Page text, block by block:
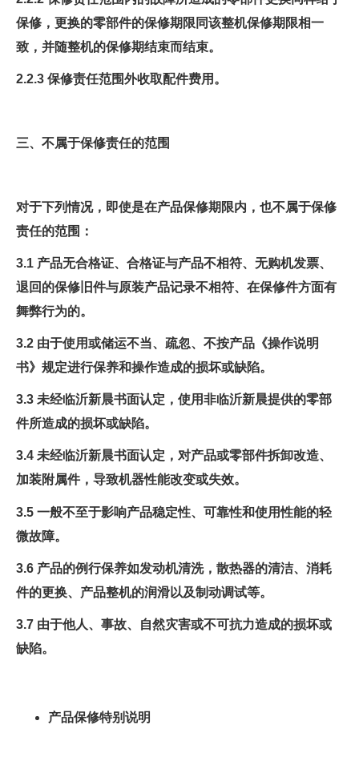
保修，更换的零部件的保修期限同该整机保修期限相一
致，并随整机的保修期结束而结束。
2.2.3 保修责任范围外收取配件费用。
三、不属于保修责任的范围
对于下列情况，即使是在产品保修期限内，也不属于保修
责任的范围：
3.1 产品无合格证、合格证与产品不相符、无购机发票、
退回的保修旧件与原装产品记录不相符、在保修件方面有
舞弊行为的。
3.2 由于使用或储运不当、疏忽、不按产品《操作说明
书》规定进行保养和操作造成的损坏或缺陷。
3.3 未经临沂新晨书面认定，使用非临沂新晨提供的零部
件所造成的损坏或缺陷。
3.4 未经临沂新晨书面认定，对产品或零部件拆卸改造、
加装附属件，导致机器性能改变或失效。
3.5 一般不至于影响产品稳定性、可靠性和使用性能的轻
微故障。
3.6 产品的例行保养如发动机清洗，散热器的清洁、消耗
件的更换、产品整机的润滑以及制动调试等。
3.7 由于他人、事故、自然灾害或不可抗力造成的损坏或
缺陷。
产品保修特别说明